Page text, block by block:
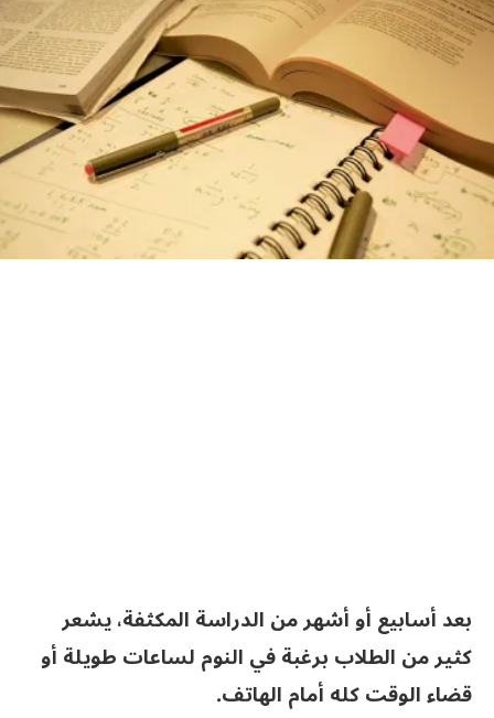
بعد أسابيع أو أشهر من الدراسة المكثفة، يشعر
كثير من الطلاب برغبة في النوم لساعات طويلة أو
قضاء الوقت كله أمام الهاتف.